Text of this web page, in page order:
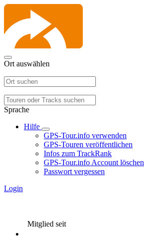
Ort auswählen
Sprache
Hilfe
GPS-Tour.info verwenden
GPS-Touren veröffentlichen
Infos zum TrackRank
GPS-Tour.info Account löschen
Passwort vergessen
Login
Mitglied seit